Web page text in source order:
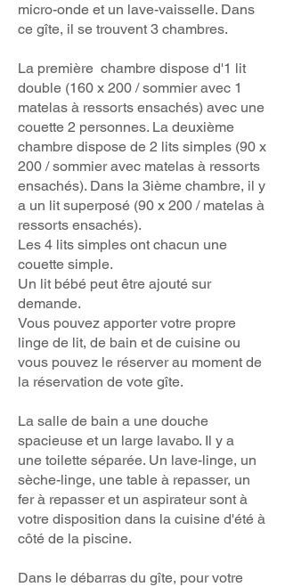
micro-onde et un lave-vaisselle. Dans
ce gîte, il se trouvent 3 chambres.
La première chambre dispose d'1 lit
double (160 x 200 / sommier avec 1
matelas à ressorts ensachés) avec une
couette 2 personnes. La deuxième
chambre dispose de 2 lits simples (90 x
200 / sommier avec matelas à ressorts
ensachés). Dans la 3ième chambre, il y
a un lit superposé (90 x 200 / matelas à
ressorts ensachés).
Les 4 lits simples ont chacun une
couette simple.
Un lit bébé peut être ajouté sur
demande.
Vous pouvez apporter votre propre
linge de lit, de bain et de cuisine ou
vous pouvez le réserver au moment de
la réservation de vote gîte.
La salle de bain a une douche
spacieuse et un large lavabo. Il y a
une toilette séparée. Un lave-linge, un
sèche-linge, une table à repasser, un
fer à repasser et un aspirateur sont à
votre disposition dans la cuisine d'été à
côté de la piscine.
Dans le débarras du gîte, pour votre